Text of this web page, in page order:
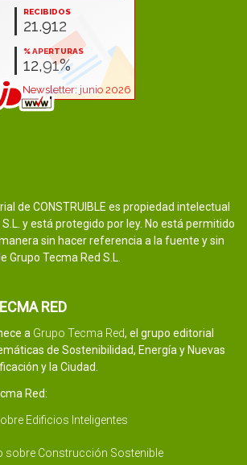
de CONSTRUIBLE es propiedad intelectual
y está protegido por ley. No está permitido
sin hacer referencia a la fuente y sin
Grupo Tecma Red S.L.
RED
a Grupo Tecma Red, el grupo editorial
de Sostenibilidad, Energía y Nuevas
y la Ciudad.
Red:
Edificios Inteligentes
sobre Construcción Sostenible